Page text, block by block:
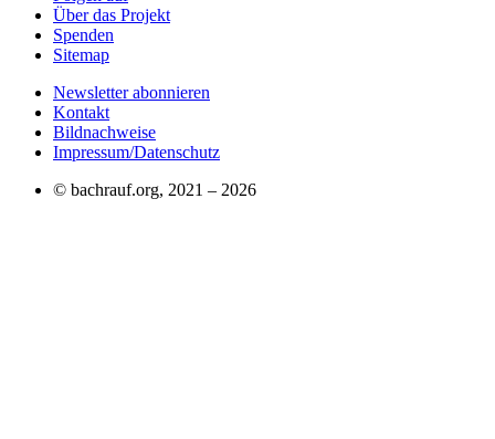
Über das Projekt
Spenden
Sitemap
Newsletter abonnieren
Kontakt
Bildnachweise
Impressum/Datenschutz
© bachrauf.org, 2021 – 2026